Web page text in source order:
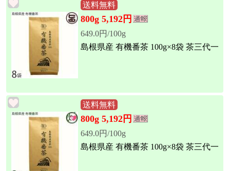
送料無料
800g 5,192円
649.0円/100g
島根県産 有機番茶 100g×8袋 茶三代一
送料無料
800g 5,192円
649.0円/100g
島根県産 有機番茶 100g×8袋 茶三代一